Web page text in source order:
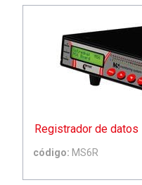
Registrador de datos
código: MS6R